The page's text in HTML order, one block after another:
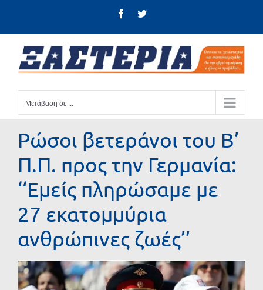
FacebookTwitter
Μετάβαση σε ...
Ρώσοι βετεράνοι του Β’
Π.Π. προς την Γερμανία:
‘‘Εμείς πληρώσαμε με
27 εκατομμύρια
ανθρώπινες ζωές’’
Προβολή
μεγαλύτερης